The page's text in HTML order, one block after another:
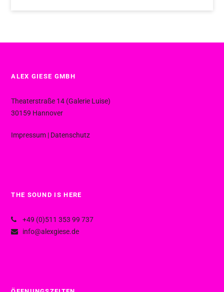
ALEX GIESE GMBH
Theaterstraße 14 (Galerie Luise)
30159 Hannover
Impressum | Datenschutz
THE SOUND IS HERE
+49 (0)511 353 99 737
info@alexgiese.de